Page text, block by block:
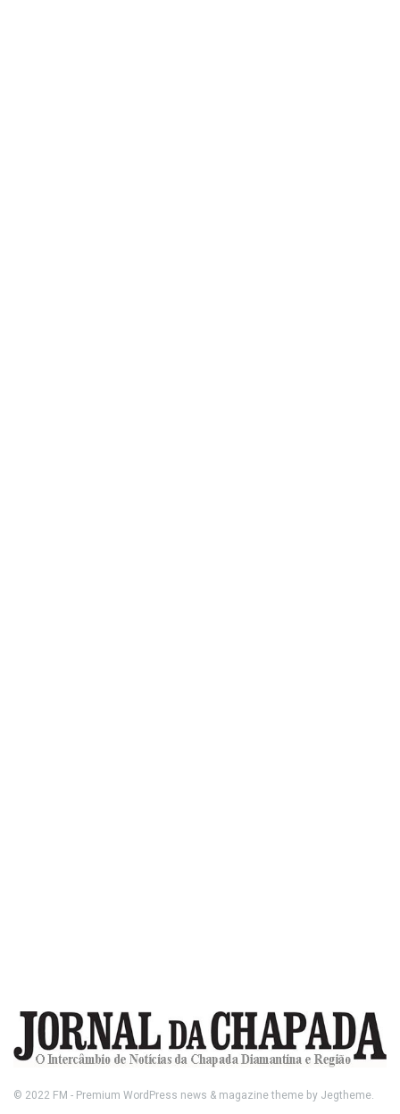
© 2022 FM - Premium WordPress news & magazine theme by Jegtheme.